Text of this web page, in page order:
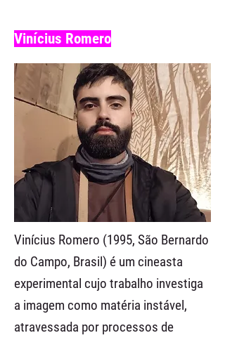
Vinícius Romero
Vinícius Romero (1995, São Bernardo
do Campo, Brasil) é um cineasta
experimental cujo trabalho investiga
a imagem como matéria instável,
atravessada por processos de